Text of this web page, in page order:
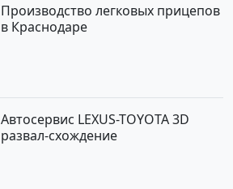
Производство легковых прицепов
в Краснодаре
Автосервис LEXUS-TOYOTA 3D
развал-схождение